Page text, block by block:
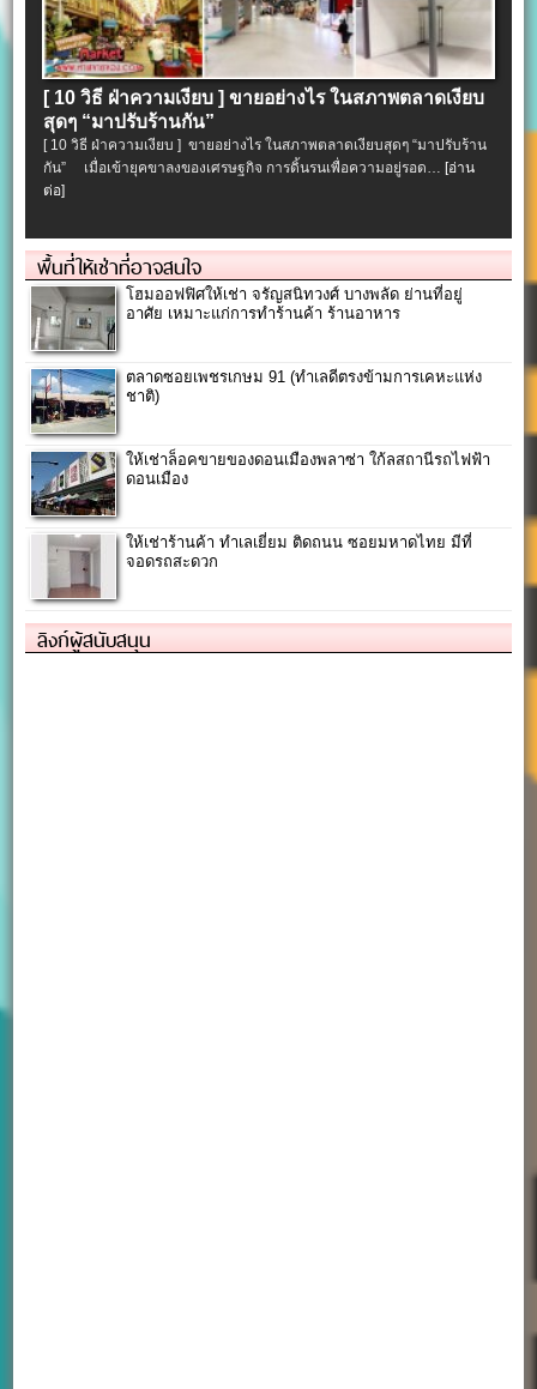
[ 10 วิธี ฝ่าความเงียบ ] ขายอย่างไร ในสภาพตลาดเงียบ
สุดๆ “มาปรับร้านกัน”
[ 10 วิธี ฝ่าความเงียบ ] ขายอย่างไร ในสภาพตลาดเงียบสุดๆ “มาปรับร้าน
กัน” เมื่อเข้ายุคขาลงของเศรษฐกิจ การดิ้นรนเพื่อความอยู่รอด…[อ่าน
ต่อ]
พื้นที่ให้เช่าที่อาจสนใจ
โฮมออฟฟิศให้เช่า จรัญสนิทวงศ์ บางพลัด ย่านที่อยู่
อาศัย เหมาะแก่การทำร้านค้า ร้านอาหาร
ตลาดซอยเพชรเกษม 91 (ทำเลดีตรงข้ามการเคหะแห่ง
ชาติ)
ให้เช่าล็อคขายของดอนเมืองพลาซ่า ใก้ลสถานีรถไฟฟ้า
ดอนเมือง
ให้เช่าร้านค้า ทำเลเยี่ยม ติดถนน ซอยมหาดไทย มีที่
จอดรถสะดวก
ลิงก์ผู้สนับสนุน